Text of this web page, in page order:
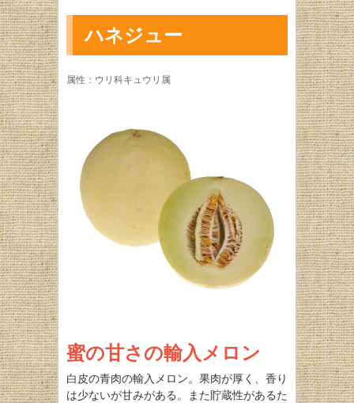
ハネジュー
属性：ウリ科キュウリ属
蜜の甘さの輸入メロン
白皮の青肉の輸入メロン。果肉が厚く、香り
は少ないが甘みがある。また貯蔵性があるた